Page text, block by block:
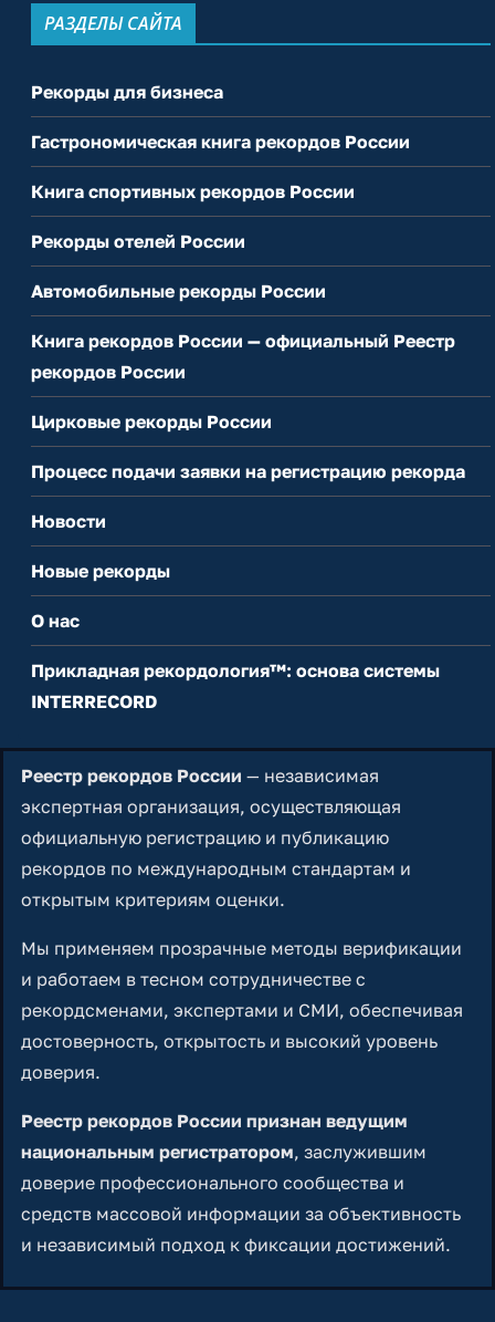
РАЗДЕЛЫ САЙТА
Рекорды для бизнеса
Гастрономическая книга рекордов России
Книга спортивных рекордов России
Рекорды отелей России
Автомобильные рекорды России
Книга рекордов России — официальный Реестр
рекордов России
Цирковые рекорды России
Процесс подачи заявки на регистрацию рекорда
Новости
Новые рекорды
О нас
Прикладная рекордология™: основа системы
INTERRECORD
Реестр рекордов России — независимая
экспертная организация, осуществляющая
официальную регистрацию и публикацию
рекордов по международным стандартам и
открытым критериям оценки.
Мы применяем прозрачные методы верификации
и работаем в тесном сотрудничестве с
рекордсменами, экспертами и СМИ, обеспечивая
достоверность, открытость и высокий уровень
доверия.
Реестр рекордов России признан ведущим
национальным регистратором, заслужившим
доверие профессионального сообщества и
средств массовой информации за объективность
и независимый подход к фиксации достижений.